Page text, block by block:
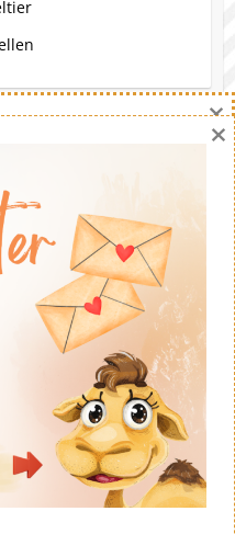
nachbasteln. Die Ideen
angegeben - von mir.
eigenen Blog
auf mich und
Nutzung ist
×
×